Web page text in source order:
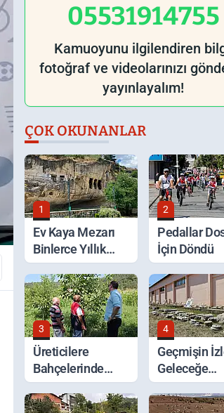
05531914755
Kamuoyunu ilgilendiren
fotoğraf ve videolarınızı
yayınlayalım!
ÇOK OKUNANLAR
1
Ev Kaya Mezarı
Binlerce Yıllık
Geçmişiyle
Korunuyor
2
Pedallar
İçin Döndü
3
Üreticilere
Bahçelerinde
Yerinde Tarım
Desteği
4
Geçmişin
Geleceğe
Taşınıyor